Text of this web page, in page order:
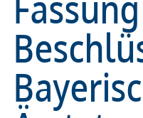
meineBLÄK
meineBLÄK